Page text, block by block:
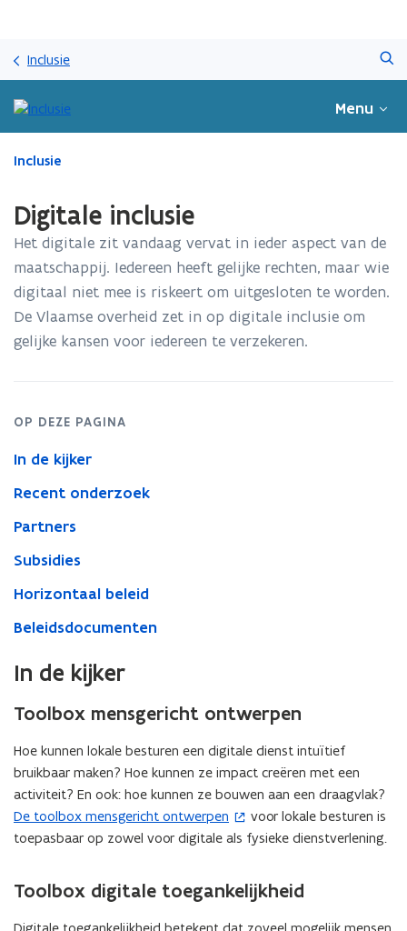
gaan
Inclusie
Menu
Gedaan
bevindt
op:
Digitale
inclusie
Inclusie
Digitale inclusie
Het digitale zit vandaag vervat in ieder aspect van de
maatschappij. Iedereen heeft gelijke rechten, maar wie
digitaal niet mee is riskeert om uitgesloten te worden.
De Vlaamse overheid zet in op digitale inclusie om
gelijke kansen voor iedereen te verzekeren.
OP DEZE PAGINA
In de kijker
Recent onderzoek
Partners
Subsidies
Horizontaal beleid
Beleidsdocumenten
In de kijker
Toolbox mensgericht ontwerpen
Hoe kunnen lokale besturen een digitale dienst intuïtief
bruikbaar maken? Hoe kunnen ze impact creëren met een
activiteit? En ook: hoe kunnen ze bouwen aan een draagvlak?
De toolbox mensgericht ontwerpen
(
o
e
t
voor lokale besturen is
toepasbaar op zowel voor digitale als fysieke dienstverlening.
Toolbox digitale toegankelijkheid